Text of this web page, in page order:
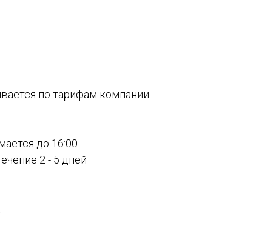
по тарифам компании
до 16:00
2 - 5 дней